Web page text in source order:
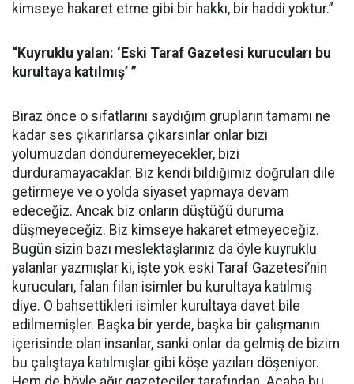
kimseye hakaret etme gibi bir hakkı, bir haddi yoktur.”
“Kuyruklu yalan: ‘Eski Taraf Gazetesi kurucuları bu
kurultaya katılmış’ ”
Biraz önce o sıfatlarını saydığım grupların tamamı ne
kadar ses çıkarırlarsa çıkarsınlar onlar bizi
yolumuzdan döndüremeyecekler, bizi
durduramayacaklar. Biz kendi bildiğimiz doğruları dile
getirmeye ve o yolda siyaset yapmaya devam
edeceğiz. Ancak biz onların düştüğü duruma
düşmeyeceğiz. Biz kimseye hakaret etmeyeceğiz.
Bugün sizin bazı meslektaşlarınız da öyle kuyruklu
yalanlar yazmışlar ki, işte yok eski Taraf Gazetesi’nin
kurucuları, falan filan isimler bu kurultaya katılmış
diye. O bahsettikleri isimler kurultaya davet bile
edilmemişler. Başka bir yerde, başka bir çalışmanın
içerisinde olan insanlar, sanki onlar da gelmiş de bizim
bu çalıştaya katılmışlar gibi köşe yazıları döşeniyor.